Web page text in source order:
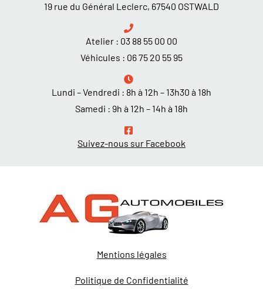
19 rue du Général Leclerc, 67540 OSTWALD
Atelier : 03 88 55 00 00
Véhicules : 06 75 20 55 95
Lundi – Vendredi : 8h à 12h – 13h30 à 18h
Samedi : 9h à 12h – 14h à 18h
Suivez-nous sur Facebook
Mentions légales
Politique de Confidentialité